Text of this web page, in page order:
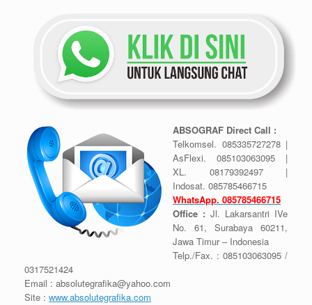
ABSOGRAF Direct Call :
Telkomsel. 085335727278 |
AsFlexi. 085103063095 |
XL. 08179392497 |
Indosat. 085785466715
WhatsApp. 085785466715
Office : Jl. Lakarsantri IVe
No. 61, Surabaya 60211,
Jawa Timur – Indonesia
Telp./Fax. : 085103063095 /
0317521424
Email : absolutegrafika@yahoo.com
Site : www.absolutegrafika.com